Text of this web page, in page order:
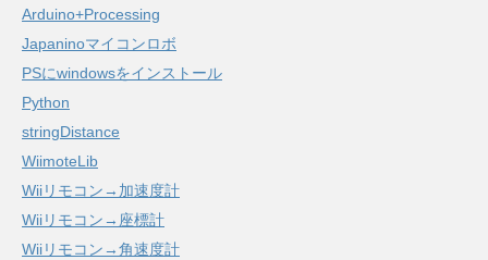
Arduino+Processing
Japaninoマイコンロボ
PSにwindowsをインストール
Python
stringDistance
WiimoteLib
Wiiリモコン→加速度計
Wiiリモコン→座標計
Wiiリモコン→角速度計